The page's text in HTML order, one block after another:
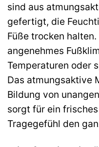
sind aus
gefertigt, die
Füße trocken
angenehmes
Temperaturen oder
Das atmungsaktive
Bildung von
sorgt für ein
Tragegefühl den